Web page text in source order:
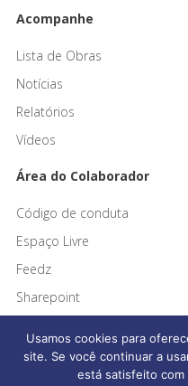
Acompanhe
Lista de Obras
Notícias
Relatórios
Vídeos
Área do Colaborador
Código de conduta
Espaço Livre
Feedz
Sharepoint
Usamos cookies para
site. Se você continuar a
está satisfeito com